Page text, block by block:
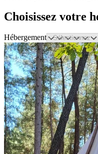
Choisissez votre
Hébergement